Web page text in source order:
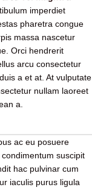
imperdiet
pharetra congue
massa nascetur
Orci hendrerit
arcu consectetur
a et at. At vulputate
nullam laoreet
a.
ac eu posuere
suscipit
hac pulvinar cum
iaculis purus ligula